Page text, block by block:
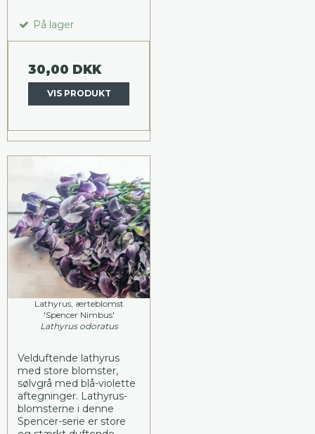
På lager
30,00 DKK
VIS PRODUKT
Lathyrus, ærteblomst
'Spencer Nimbus'
Lathyrus odoratus
Velduftende lathyrus
med store blomster,
sølvgrå med blå-violette
aftegninger. Lathyrus-
blomsterne i denne
Spencer-serie er store